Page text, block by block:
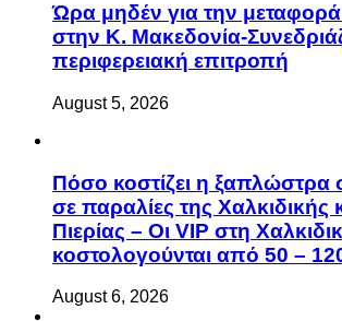
Ώρα μηδέν για την
στην Κ. Μακεδονία-
περιφερειακή επιτροπή
August 5, 2026
Πόσο κοστίζει η ξαπλώστρα
σε παραλίες της Χαλκιδικής
Πιερίας – Οι VIP στη
κοστολογούνται από 50 –
August 6, 2026